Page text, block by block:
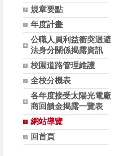
規章要點
年度計畫
公職人員利益衝突迴避
法身分關係揭露資訊
校園道路管理維護
全校分機表
各年度接受太陽光電廠
商回饋金揭露一覽表
網站導覽
回首頁